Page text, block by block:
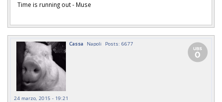
Time is running out - Muse
Cassa Napoli Posts: 6677
24 marzo, 2015 - 19:21